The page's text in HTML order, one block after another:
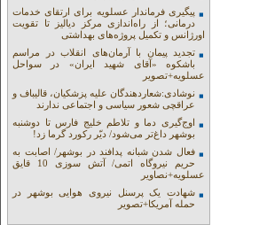
پیگیری فرماندار عسلویه برای ارتقای خدمات
درمانی؛ از راه‌اندازی مرکز دیالیز تا تقویت
اورژانس و تکمیل پروژه‌های بهداشتی
تجدید پیمان با آرمان‌های انقلاب در مراسم
باشکوه «آقای شهید ایران» در سواحل
عسلویه+تصویر
نوشادی:شعاردهندگان علیه پزشکیان، قالیباف و
عراقچی شعور سیاسی و اجتماعی ندارند
اوج‌گیری دما و تلاطم خلیج فارس تا دوشنبه
بوشهر داغ‌تر می‌شود/ دیّر رکورد گرما زد!
فعال شدن شبانه پدافند در بوشهر/ اصابت به
حریم نیروگاه اتمی/ آتش سوزی 10 قایق
عسلویه+نصاویر
شهادت یک پرسنل نیروی هوایی بوشهر در
حمله آمریکا+تصویر